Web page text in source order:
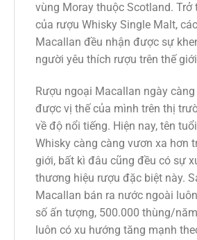
vùng Moray thuộc Scotland. Trở
của rượu Whisky Single Malt,
Macallan đều nhận được sự
người yêu thích rượu trên thế
Rượu ngoại Macallan ngày
được vị thế của mình trên thị
về độ nổi tiếng. Hiện nay, tên
Whisky càng càng vươn xa hơn
giới, bất kì đâu cũng đều có sự
thương hiệu rượu đặc biệt này.
Macallan bán ra nước ngoài
số ấn tượng, 500.000 thùng/
luôn có xu hướng tăng mạnh